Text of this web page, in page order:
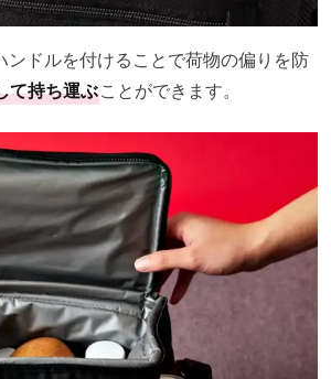
ンドルを付けることで荷物の偏りを防
て持ち運ぶことができます。